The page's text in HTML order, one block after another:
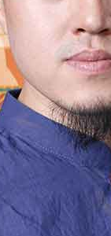
2003
1997
1991
1990
1984
1978
1977
1971
1965
1964
1958
1952
1951
1939
1938
1932
1926